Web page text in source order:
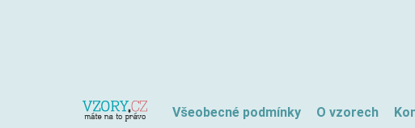
Všeobecné podmínky O vzorech